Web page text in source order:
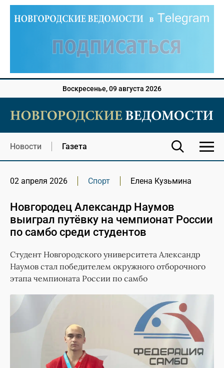
Воскресенье, 09 августа 2026
Новости Газета
02 апреля 2026 Спорт Елена Кузьмина
Новгородец Александр Наумов
выиграл путёвку на чемпионат России
по самбо среди студентов
Студент Новгородского университета Александр
Наумов стал победителем окружного отборочного
этапа чемпионата России по самбо